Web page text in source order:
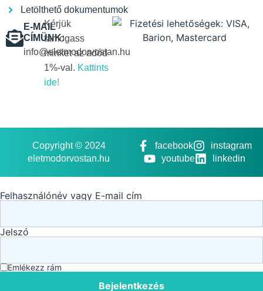
Letölthető dokumentumok
E-MAIL
CÍMÜNK:
info@eletmodorvostan.hu
Kérjük
támogass
minket az adód
1%-val. Kattints
ide!
Copyright © 2024
eletmodorvostan.hu
facebook
instagram
youtube
linkedin
Felhasználónév vagy E-mail cím
Jelszó
Emlékezz rám
Bejelentkezés